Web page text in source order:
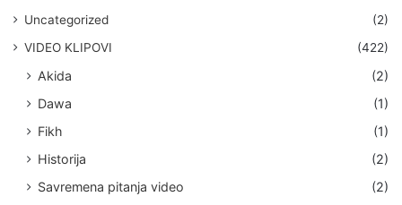
Uncategorized
(2)
VIDEO KLIPOVI
(422)
Akida
(2)
Dawa
(1)
Fikh
(1)
Historija
(2)
Savremena pitanja video
(2)